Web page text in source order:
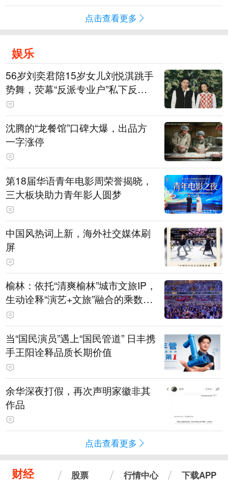
点击查看更多
娱乐
56岁刘奕君陪15岁女儿刘悦淇跳手
势舞，荧幕“反派专业户”私下反差
明显，女儿主攻高尔夫，曾以最小
年龄出战职业赛
沈腾的“龙餐馆”口碑大爆，出品方
一字涨停
第18届华语青年电影周荣誉揭晓，
三大板块助力青年影人圆梦
中国风热词上新，海外社交媒体刷
屏
榆林：依托“清爽榆林”城市文旅IP，
生动诠释“演艺+文旅”融合的乘数效
应
当“国民演员”遇上“国民管道” 日丰携
手王阳诠释品质长期价值
余华深夜打假，再次声明家徽非其
作品
点击查看更多
财经 股票 行情中心 下载APP